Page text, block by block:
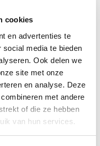
cookies
en advertenties te
media te bieden
Ook delen we
site met onze
en analyse. Deze
met andere
of die ze hebben
van hun services.
zijn tot
komt voor dit
criteria. Wil je
of heb je andere
mailmij gerust. Ik